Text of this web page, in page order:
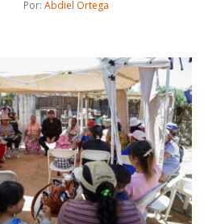
Por: Abdiel Ortega